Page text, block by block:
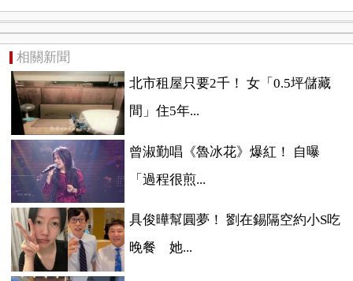
相關新聞
北市租屋只要2千！ 女「0.5坪儲藏
間」住5年...
曾淑勤唱《魯冰花》爆紅！ 自曝
「過程很煎...
具俊曄幫圓夢！ 劉在錫隔空約小S吃
晚餐 她...